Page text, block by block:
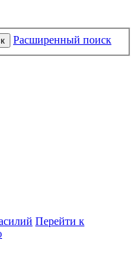
Расширенный поиск
Перейти к